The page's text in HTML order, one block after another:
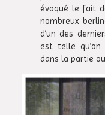
évoqué le fait
nombreux
d’un des
est telle qu’on
dans la partie